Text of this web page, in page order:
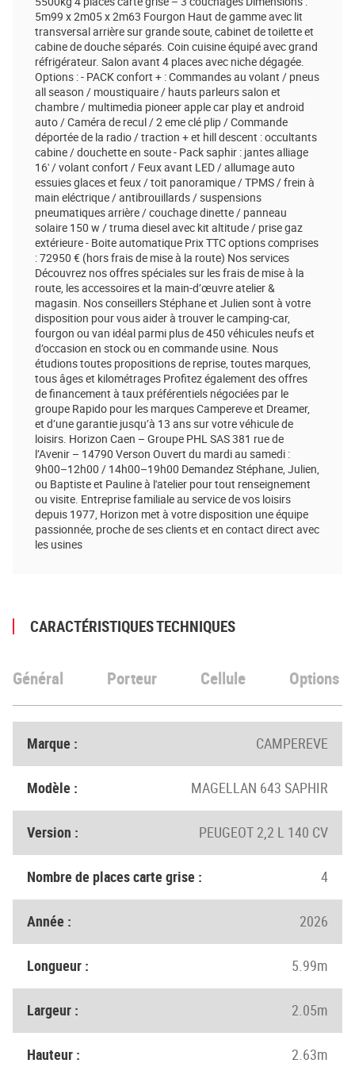
5m99 x 2m05 x 2m63 Fourgon Haut de gamme avec lit
transversal arrière sur grande soute, cabinet de toilette et
cabine de douche séparés. Coin cuisine équipé avec grand
réfrigérateur. Salon avant 4 places avec niche dégagée.
Options : - PACK confort + : Commandes au volant / pneus
all season / moustiquaire / hauts parleurs salon et
chambre / multimedia pioneer apple car play et android
auto / Caméra de recul / 2 eme clé plip / Commande
déportée de la radio / traction + et hill descent : occultants
cabine / douchette en soute - Pack saphir : jantes alliage
16' / volant confort / Feux avant LED / allumage auto
essuies glaces et feux / toit panoramique / TPMS / frein à
main eléctrique / antibrouillards / suspensions
pneumatiques arrière / couchage dinette / panneau
solaire 150 w / truma diesel avec kit altitude / prise gaz
extérieure - Boite automatique Prix TTC options comprises
: 72950 € (hors frais de mise à la route) Nos services
Découvrez nos offres spéciales sur les frais de mise à la
route, les accessoires et la main-d’œuvre atelier &
magasin. Nos conseillers Stéphane et Julien sont à votre
disposition pour vous aider à trouver le camping-car,
fourgon ou van idéal parmi plus de 450 véhicules neufs et
d’occasion en stock ou en commande usine. Nous
étudions toutes propositions de reprise, toutes marques,
tous âges et kilométrages Profitez également des offres
de financement à taux préférentiels négociées par le
groupe Rapido pour les marques Campereve et Dreamer,
et d’une garantie jusqu’à 13 ans sur votre véhicule de
loisirs. Horizon Caen – Groupe PHL SAS 381 rue de
l’Avenir – 14790 Verson Ouvert du mardi au samedi :
9h00–12h00 / 14h00–19h00 Demandez Stéphane, Julien,
ou Baptiste et Pauline à l'atelier pour tout renseignement
ou visite. Entreprise familiale au service de vos loisirs
depuis 1977, Horizon met à votre disposition une équipe
passionnée, proche de ses clients et en contact direct avec
les usines
CARACTÉRISTIQUES TECHNIQUES
Général Porteur Cellule Options
Marque : CAMPEREVE
Modèle : MAGELLAN 643 SAPHIR
Version : PEUGEOT 2,2 L 140 CV
Nombre de places carte grise : 4
Année : 2026
Longueur : 5.99m
Largeur : 2.05m
Hauteur : 2.63m